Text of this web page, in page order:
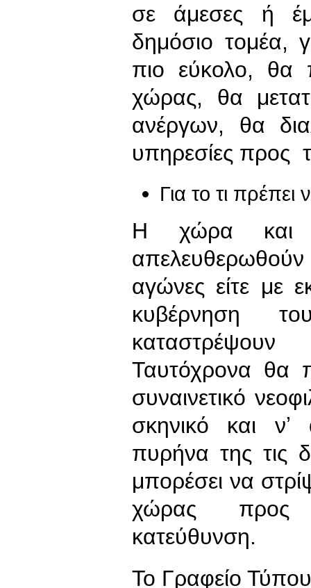
σε άμεσες ή
δημόσιο τομέα,
πιο εύκολο, θα
χώρας, θα
ανέργων, θα
υπηρεσίες προς
Για το τι πρέπει
Η χώρα και
αγώνες είτε με
κυβέρνηση
Ταυτόχρονα θα
συναινετικό
σκηνικό και νʼ
πυρήνα της τις
μπορέσει να
χώρας προς
κατεύθυνση.
To Γραφείο Τύπου